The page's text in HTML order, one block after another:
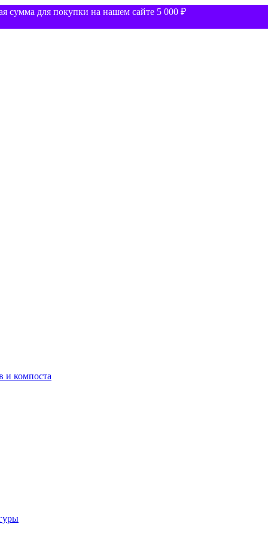
сумма для покупки на нашем сайте 5 000 ₽
и компоста